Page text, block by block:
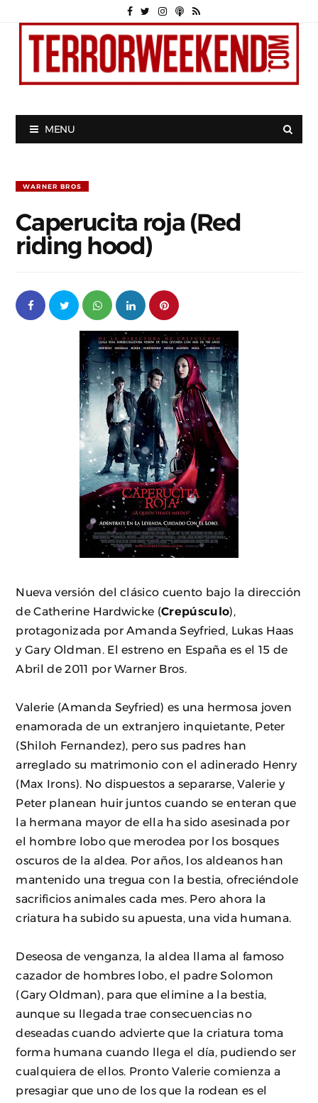
MENU
WARNER BROS
Caperucita roja (Red
riding hood)
Nueva versión del clásico cuento bajo la dirección
de Catherine Hardwicke (Crepúsculo),
protagonizada por Amanda Seyfried, Lukas Haas
y Gary Oldman. El estreno en España es el 15 de
Abril de 2011 por Warner Bros.
Valerie (Amanda Seyfried) es una hermosa joven
enamorada de un extranjero inquietante, Peter
(Shiloh Fernandez), pero sus padres han
arreglado su matrimonio con el adinerado Henry
(Max Irons). No dispuestos a separarse, Valerie y
Peter planean huir juntos cuando se enteran que
la hermana mayor de ella ha sido asesinada por
el hombre lobo que merodea por los bosques
oscuros de la aldea. Por años, los aldeanos han
mantenido una tregua con la bestia, ofreciéndole
sacrificios animales cada mes. Pero ahora la
criatura ha subido su apuesta, una vida humana.
Deseosa de venganza, la aldea llama al famoso
cazador de hombres lobo, el padre Solomon
(Gary Oldman), para que elimine a la bestia,
aunque su llegada trae consecuencias no
deseadas cuando advierte que la criatura toma
forma humana cuando llega el día, pudiendo ser
cualquiera de ellos. Pronto Valerie comienza a
presagiar que uno de los que la rodean es el